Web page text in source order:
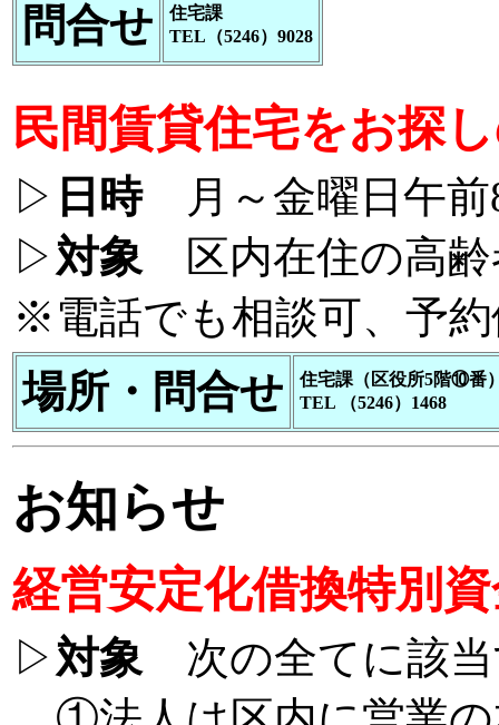
問合せ
住宅課
TEL（5246）9028
民間賃貸住宅をお探
▷ 日時月～金曜日午前
▷対象区内在住の高齢
※電話でも相談可、予
場所・問合せ
住宅課（区役所5階⑩番
TEL （5246）1468
お知らせ
経営安定化借換特別
▷対象次の全てに該当